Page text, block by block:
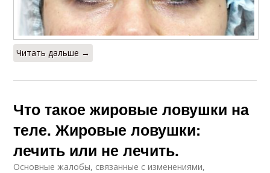
Читать дальше →
Что такое жировые ловушки на
теле. Жировые ловушки:
лечить или не лечить.
Основные жалобы, связанные с изменениями,